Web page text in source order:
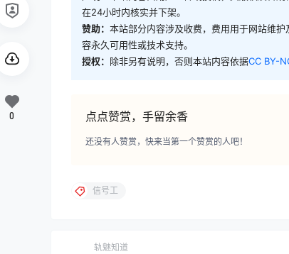
在24小时内核实并下架。
赞助： 本站部分内容涉及收费，费用用于网站维
容永久可用性或技术支持。
授权： 除非另有说明，否则本站内容依据CC BY-
点点赞赏，手留余香
还没有人赞赏，快来当第一个赞赏的人吧！
0
信号工
轨魅知道